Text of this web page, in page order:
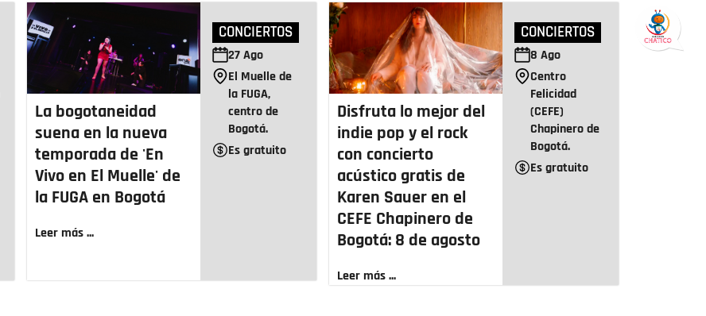
La bogotaneidad
suena en la nueva
temporada de 'En
Vivo en El Muelle' de
la FUGA en Bogotá
Leer más ...
CONCIERTOS
27Ago
El Muelle de
la FUGA,
centro de
Bogotá.
Es gratuito
Disfruta lo mejor del
indie pop y el rock
con concierto
acústico gratis de
Karen Sauer en el
CEFE Chapinero de
Bogotá: 8 de agosto
Leer más ...
CONCIERTOS
8 Ago
Centro
Felicidad
(CEFE)
Chapinero de
Bogotá.
Es gratuito